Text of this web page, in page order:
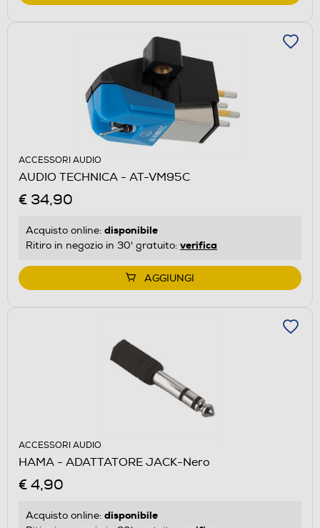
ACCESSORI AUDIO
AUDIO TECHNICA - AT-VM95C
€ 34,90
Acquisto online: disponibile
Ritiro in negozio in 30' gratuito: verifica
AGGIUNGI
ACCESSORI AUDIO
HAMA - ADATTATORE JACK-Nero
€ 4,90
Acquisto online: disponibile